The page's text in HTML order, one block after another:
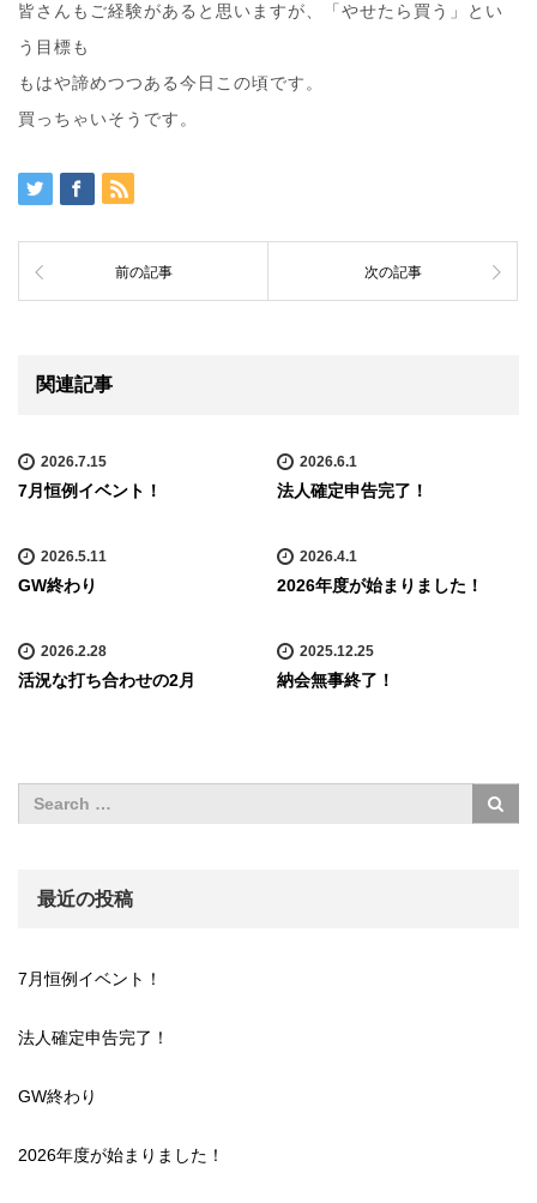
皆さんもご経験があると思いますが、「やせたら買う」とい
う目標も
もはや諦めつつある今日この頃です。
買っちゃいそうです。
前の記事 次の記事
関連記事
2026.7.15
7月恒例イベント！
2026.6.1
法人確定申告完了！
2026.5.11
GW終わり
2026.4.1
2026年度が始まりました！
2026.2.28
活況な打ち合わせの2月
2025.12.25
納会無事終了！
最近の投稿
7月恒例イベント！
法人確定申告完了！
GW終わり
2026年度が始まりました！